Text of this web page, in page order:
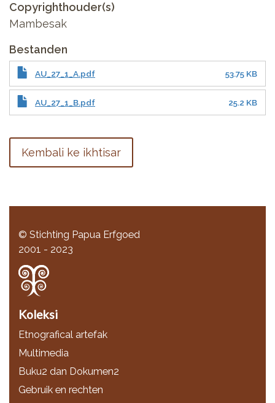
Copyrighthouder(s)
Mambesak
Bestanden
AU_27_1_A.pdf 53.75 KB
AU_27_1_B.pdf 25.2 KB
Kembali ke ikhtisar
© Stichting Papua Erfgoed
2001 - 2023
Koleksi
Etnografical artefak
Multimedia
Buku2 dan Dokumen2
Gebruik en rechten